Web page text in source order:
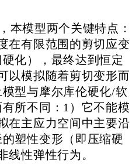
本模型两个关键特点：
在有限范围的剪切应变
化），最终达到恒定
以模拟随着剪切变形而
型与摩尔库伦硬化/软
所不同： 1）它不能模
在主应力空间中主要沿
塑性变形（即压缩硬
线性弹性行为。